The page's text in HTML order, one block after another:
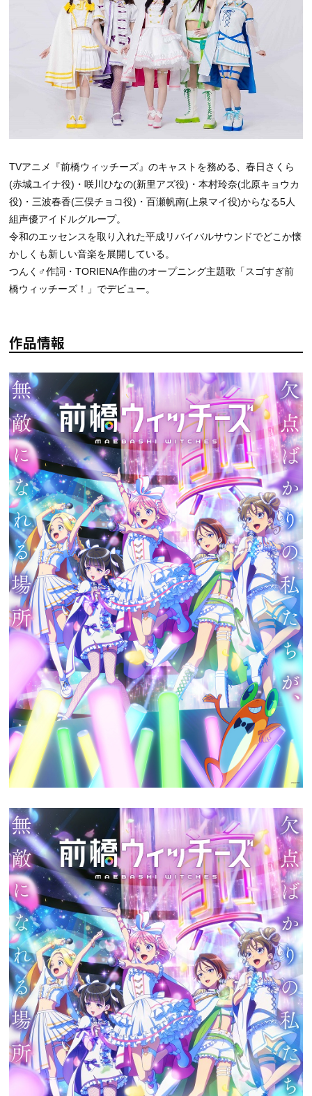
TVアニメ『前橋ウィッチーズ』のキャストを務める、春日さくら
(赤城ユイナ役)・咲川ひなの(新里アズ役)・本村玲奈(北原キョウカ
役)・三波春香(三俣チョコ役)・百瀬帆南(上泉マイ役)からなる5人
組声優アイドルグループ。
令和のエッセンスを取り入れた平成リバイバルサウンドでどこか懐
かしくも新しい音楽を展開している。
つんく♂作詞・TORIENA作曲のオープニング主題歌「スゴすぎ前
橋ウィッチーズ！」でデビュー。
作品情報